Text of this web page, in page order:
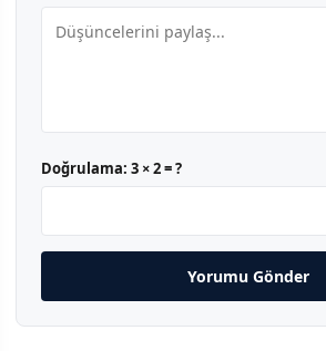
Doğrulama: 3 × 2 = ?
Yorumu Gönder